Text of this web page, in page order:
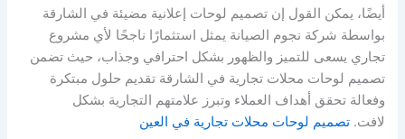
أيضًا، يمكن القول إن تصميم لوحات إعلانية مضيئة في الشارقة
بواسطة شركة نجوم الصيانة يمثل استثمارًا ناجحًا لأي مشروع
تجاري يسعى للتميز والظهور بشكل احترافي وجذاب، حيث تضمن
تصميم لوحات محلات تجارية في الشارقة تقديم حلول مبتكرة
وفعالة تحقق أهداف العملاء وتبرز علامتهم التجارية بشكل
لافت.تصميم لوحات محلات تجارية في العين